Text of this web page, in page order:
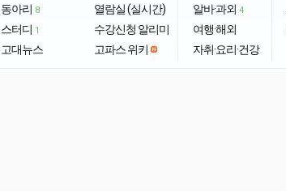
동아리 8
스터디 1
고대뉴스
열람실 (실시간)
수강신청 알리미
고파스 위키
알바·과외 4
여행·해외
자취·요리·건강